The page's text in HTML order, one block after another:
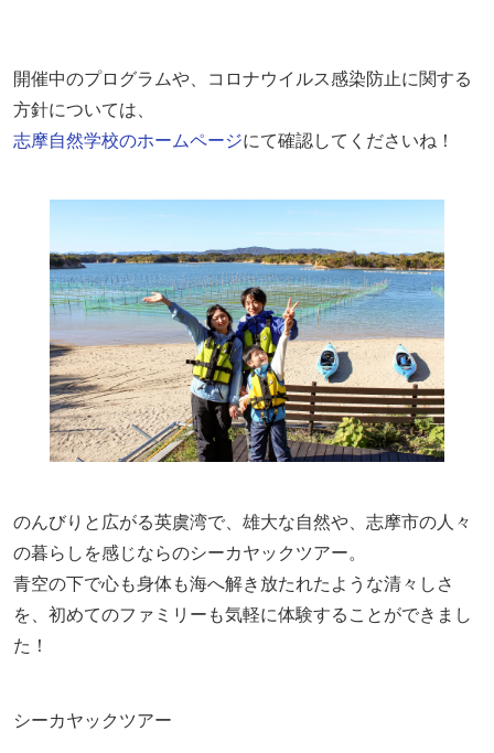
開催中のプログラムや、コロナウイルス感染防止に関する
方針については、
志摩自然学校のホームページにて確認してくださいね！
のんびりと広がる英虞湾で、雄大な自然や、志摩市の人々
の暮らしを感じならのシーカヤックツアー。
青空の下で心も身体も海へ解き放たれたような清々しさ
を、初めてのファミリーも気軽に体験することができまし
た！
シーカヤックツアー